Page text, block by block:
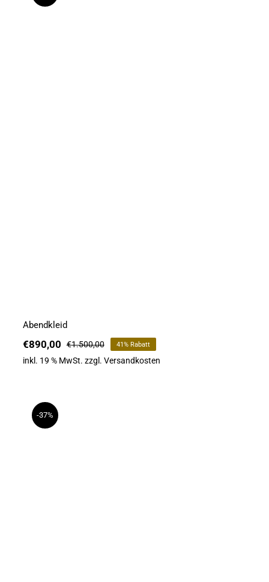
Abendkleid
€1.500,00Ursprünglicher
Preis
€890,00
Aktueller
Preis
41% Rabatt
inkl. 19 % MwSt. zzgl. Versandkosten
-37%